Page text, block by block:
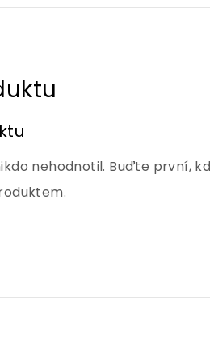
nehodnotil. Buďte první,